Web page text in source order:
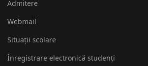
Admitere
Webmail
Situații scolare
Înregistrare electronică studenți